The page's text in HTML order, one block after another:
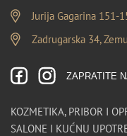
Jurija Gagarina 151-
Zadrugarska 34,
ZAPRATITE
KOZMETIKA, PRIBOR I
SALONE I KUĆNU